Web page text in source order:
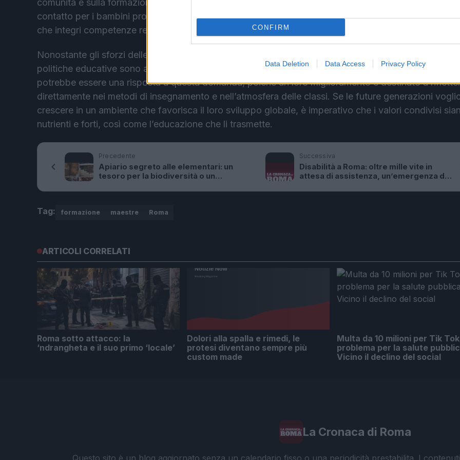
CONFIRM
Data Deletion Data Access Privacy Policy
comunità e sulla formazione delle nuove generazioni. Le scuole, spesso, diventano il primo luogo di
contatto per i bambini provenienti da contesti difficili, rendendo fondamentale un approccio
che integri competenze relazionali e valori umani.
Nonostante gli sforzi delle istituzioni e dei docenti, resta aperta una questione cruciale: quanto le
politiche educative sono allineate con le necessità reali delle famiglie? La formazione delle maestre
potrebbe essere una risposta a questa domanda, poiché un loro miglioramento è destinato a
direttamente nei metodi di insegnamento e nell’atmosfera delle classi. Se le future generazioni
crescere in un ambiente che favorisca il loro sviluppo globale, è imperativo che i valori condivisi
nutrienti e forti, così come l’educazione che li trasmette.
Precedente
Apiario segreto alle elementari: un
tesoro per la biodiversità o un
Successiva
Disabilità a Roma: oltre mille vite in
attesa di assistenza, un’emergenza da
Tag: formazione maestre Roma
ARTICOLI CORRELATI
Roma sotto attacco: la
‘ndrangheta e il suo primo ‘locale’
Dolori alla spalla e rimedi, le
protesi diventano sempre più
custom made
Multa da 10 milioni per Tik
problema per la salute
Vicino il declino del social
La Cronaca di Roma
Questo sito è un blog aggiornato senza un calendario fisso o una periodicità prestabilita. I